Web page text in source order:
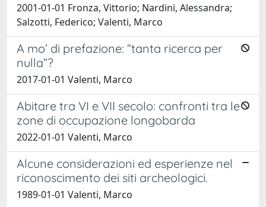
2001-01-01 Fronza, Vittorio; Nardini, Alessandra;
Salzotti, Federico; Valenti, Marco
A mo’ di prefazione: “tanta ricerca per
nulla”?
2017-01-01 Valenti, Marco
Abitare tra VI e VII secolo: confronti tra le
zone di occupazione longobarda
2022-01-01 Valenti, Marco
Alcune considerazioni ed esperienze nel
riconoscimento dei siti archeologici.
1989-01-01 Valenti, Marco